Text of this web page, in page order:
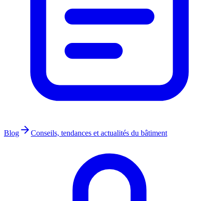
Blog Conseils, tendances et actualités du bâtiment